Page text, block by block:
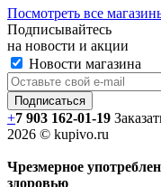
Посмотреть все
Подписывайтесь
на новости и акции
Новости магазина
+7 903 162-01-19
2026 © kupivo.ru
Чрезмерное
здоровью